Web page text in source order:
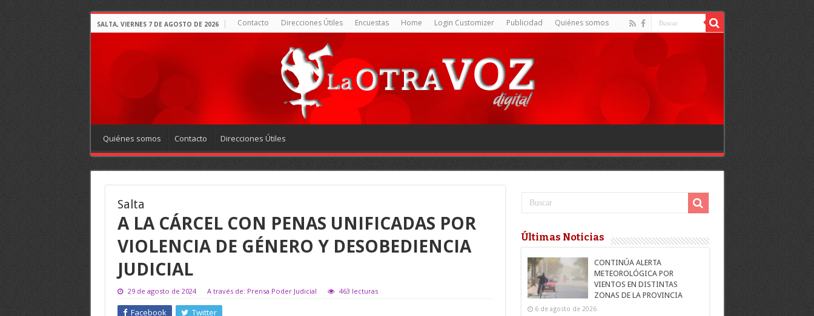
SALTA, VIERNES 7 DE AGOSTO DE 2026 Contacto Direcciones Útiles Encuestas Home Login Customizer Publicidad Quiénes somos
Quiénes somos Contacto Direcciones Útiles
Salta
A LA CÁRCEL CON PENAS UNIFICADAS POR
VIOLENCIA DE GÉNERO Y DESOBEDIENCIA
JUDICIAL
29 de agosto de 2024 A través de: Prensa Poder Judicial 463 lecturas
Facebook Twitter
Últimas Noticias
CONTINÚA ALERTA
METEOROLÓGICA POR
VIENTOS EN DISTINTAS
ZONAS DE LA PROVINCIA
6 de agosto de 2026